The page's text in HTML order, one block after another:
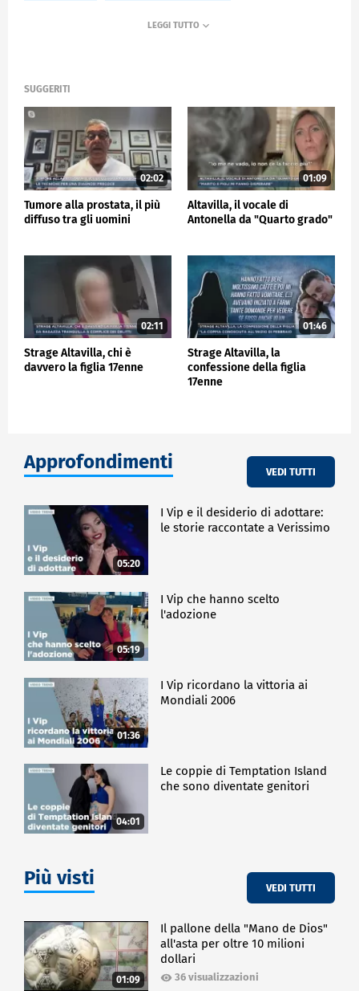
SUGGERITI
02:02
Tumore alla prostata, il più
diffuso tra gli uomini
01:09
Altavilla, il vocale di
Antonella da "Quarto grado"
02:11
Strage Altavilla, chi è
davvero la figlia 17enne
01:46
Strage Altavilla, la
confessione della figlia
17enne
Approfondimenti VEDI TUTTI
05:20
I Vip e il desiderio di adottare:
le storie raccontate a Verissimo
05:19
I Vip che hanno scelto
l'adozione
01:36
I Vip ricordano la vittoria ai
Mondiali 2006
04:01
Le coppie di Temptation Island
che sono diventate genitori
Più visti VEDI TUTTI
01:09
Il pallone della "Mano de Dios"
all'asta per oltre 10 milioni
dollari
36 visualizzazioni